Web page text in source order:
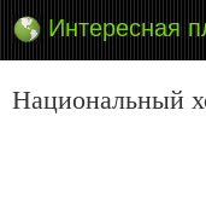
Интересная
Национальный